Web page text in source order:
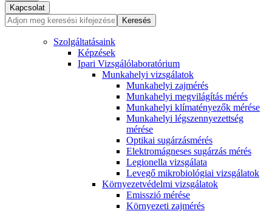
Kapcsolat
Keresés
Szolgáltatásaink
Képzések
Ipari Vizsgálólaboratórium
Munkahelyi vizsgálatok
Munkahelyi zajmérés
Munkahelyi megvilágítás mérés
Munkahelyi klímatényezők mérése
Munkahelyi légszennyezettség
mérése
Optikai sugárzásmérés
Elektromágneses sugárzás mérés
Legionella vizsgálata
Levegő mikrobiológiai vizsgálatok
Környezetvédelmi vizsgálatok
Emisszió mérése
Környezeti zajmérés